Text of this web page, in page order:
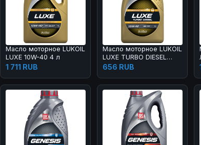
Масло моторное LUKOIL
LUXE 10W-40 4 л
1 711 RUB
Масло моторное LUKOIL
LUXE TURBO DIESEL
10W-40 1 л
656 RUB